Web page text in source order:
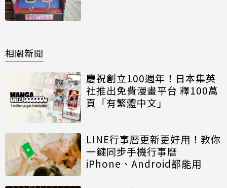
相關新聞
慶祝創立100週年！日本集英
社推出免費漫畫平台 釋100萬
頁「有繁體中文」
LINE行事曆更新更好用！教你
一鍵同步手機行事曆
iPhone、Android都能用